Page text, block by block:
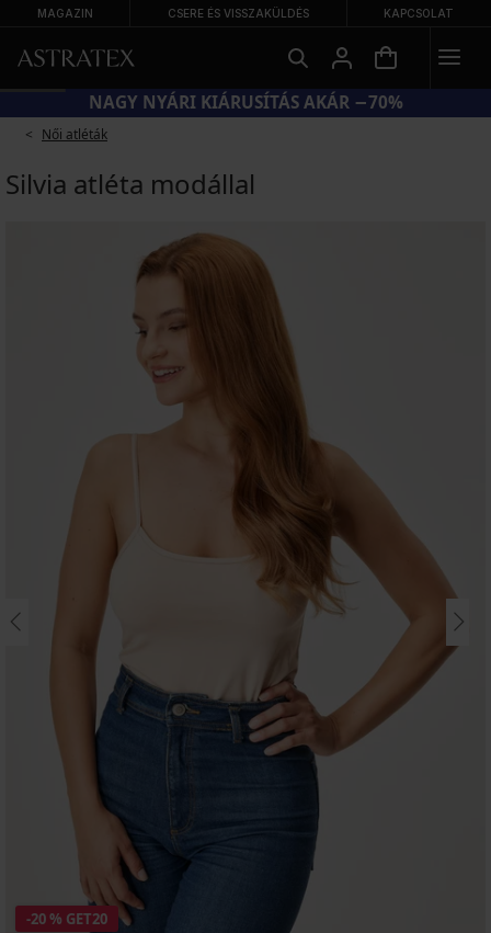
MAGAZIN CSERE ÉS VISSZAKÜLDÉS KAPCSOLAT
NAGY NYÁRI KIÁRUSÍTÁS AKÁR −70%
Női atléták
Silvia atléta modállal
-20 % GET20